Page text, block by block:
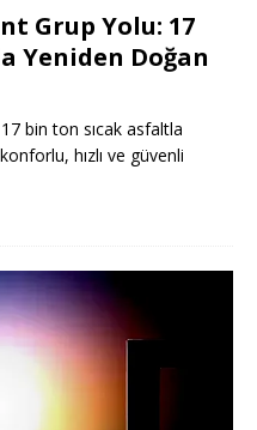
Grup Yolu: 17
Yeniden Doğan
bin ton sıcak asfaltla
hızlı ve güvenli